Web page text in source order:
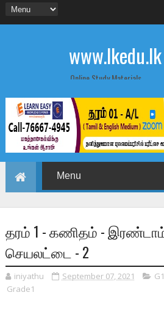
www.lkedu.lk
Online Study Materials
தரம் 1 - கணிதம் -
செயலட்டை - 2
iniyathu September 07, 2021
Grade1